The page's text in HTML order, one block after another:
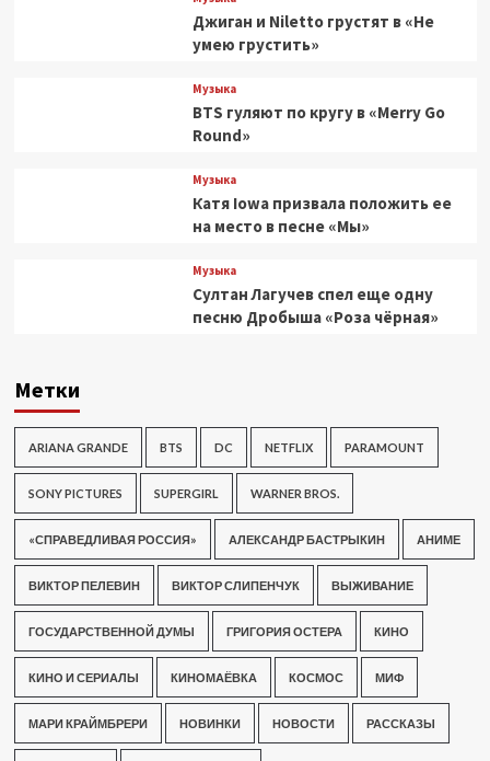
Джиган и Niletto грустят в «Не
умею грустить»
Музыка
BTS гуляют по кругу в «Merry Go
Round»
Музыка
Катя Iowa призвала положить ее
на место в песне «Мы»
Музыка
Султан Лагучев спел еще одну
песню Дробыша «Роза чёрная»
Метки
ARIANA GRANDE BTS DC NETFLIX PARAMOUNT
SONY PICTURES SUPERGIRL WARNER BROS.
«СПРАВЕДЛИВАЯ РОССИЯ» АЛЕКСАНДР БАСТРЫКИН АНИМЕ
ВИКТОР ПЕЛЕВИН ВИКТОР СЛИПЕНЧУК ВЫЖИВАНИЕ
ГОСУДАРСТВЕННОЙ ДУМЫ ГРИГОРИЯ ОСТЕРА КИНО
КИНО И СЕРИАЛЫ КИНОМАЁВКА КОСМОС МИФ
МАРИ КРАЙМБРЕРИ НОВИНКИ НОВОСТИ РАССКАЗЫ